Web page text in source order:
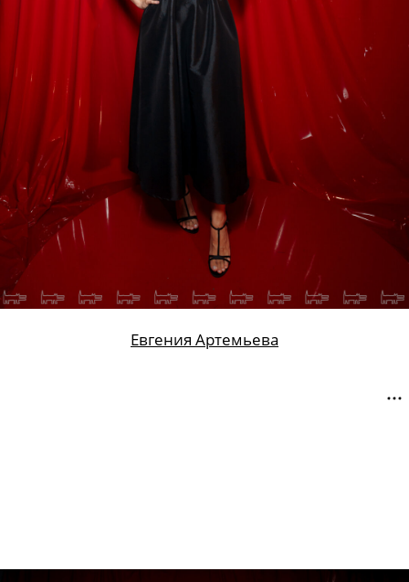
Евгения Артемьева